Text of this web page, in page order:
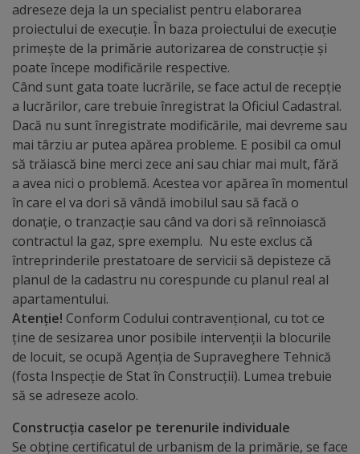
imagini
Galerie
video
Galerii
foto
Administrație
Primărie
Primar
Viceprimari
Organigrama
Aparatul
primăriei
adreseze deja la un specialist pentru elaborarea
proiectului de execuție. În baza proiectului de execuție
primește de la primărie autorizarea de construcție și
poate începe modificările respective.
Când sunt gata toate lucrările, se face actul de recepție
a lucrărilor, care trebuie înregistrat la Oficiul Cadastral.
Dacă nu sunt înregistrate modificările, mai devreme sau
mai târziu ar putea apărea probleme. E posibil ca omul
să trăiască bine merci zece ani sau chiar mai mult, fără
a avea nici o problemă. Acestea vor apărea în momentul
în care el va dori să vândă imobilul sau să facă o
donație, o tranzacție sau când va dori să reînnoiască
contractul la gaz, spre exemplu. Nu este exclus că
întreprinderile prestatoare de servicii să depisteze că
planul de la cadastru nu corespunde cu planul real al
apartamentului.
Atenție! Conform Codului contravențional, cu tot ce
ține de sesizarea unor posibile intervenții la blocurile
de locuit, se ocupă Agenția de Supraveghere Tehnică
(fosta Inspecție de Stat în Construcții). Lumea trebuie
să se adreseze acolo.
Construcția caselor pe terenurile individuale
Se obține certificatul de urbanism de la primărie, se face